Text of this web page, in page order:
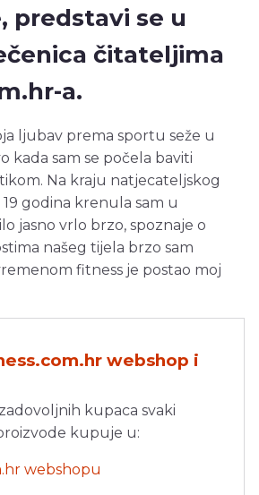
predstavi se u
čitateljima
a.
ljubav prema sportu seže u
kada sam se počela baviti
Na kraju natjecateljskog
godina krenula sam u
jasno vrlo brzo, spoznaje o
našeg tijela brzo sam
fitness je postao moj
webshop i
kupaca svaki
kupuje u:
webshopu